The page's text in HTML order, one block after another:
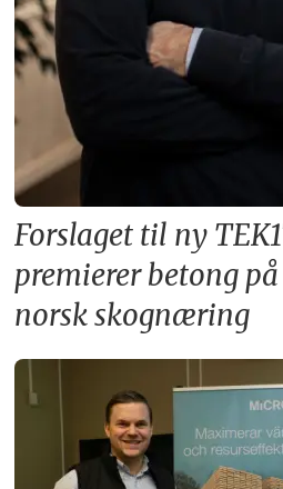
Forslaget til ny
premierer betong
norsk skognæring